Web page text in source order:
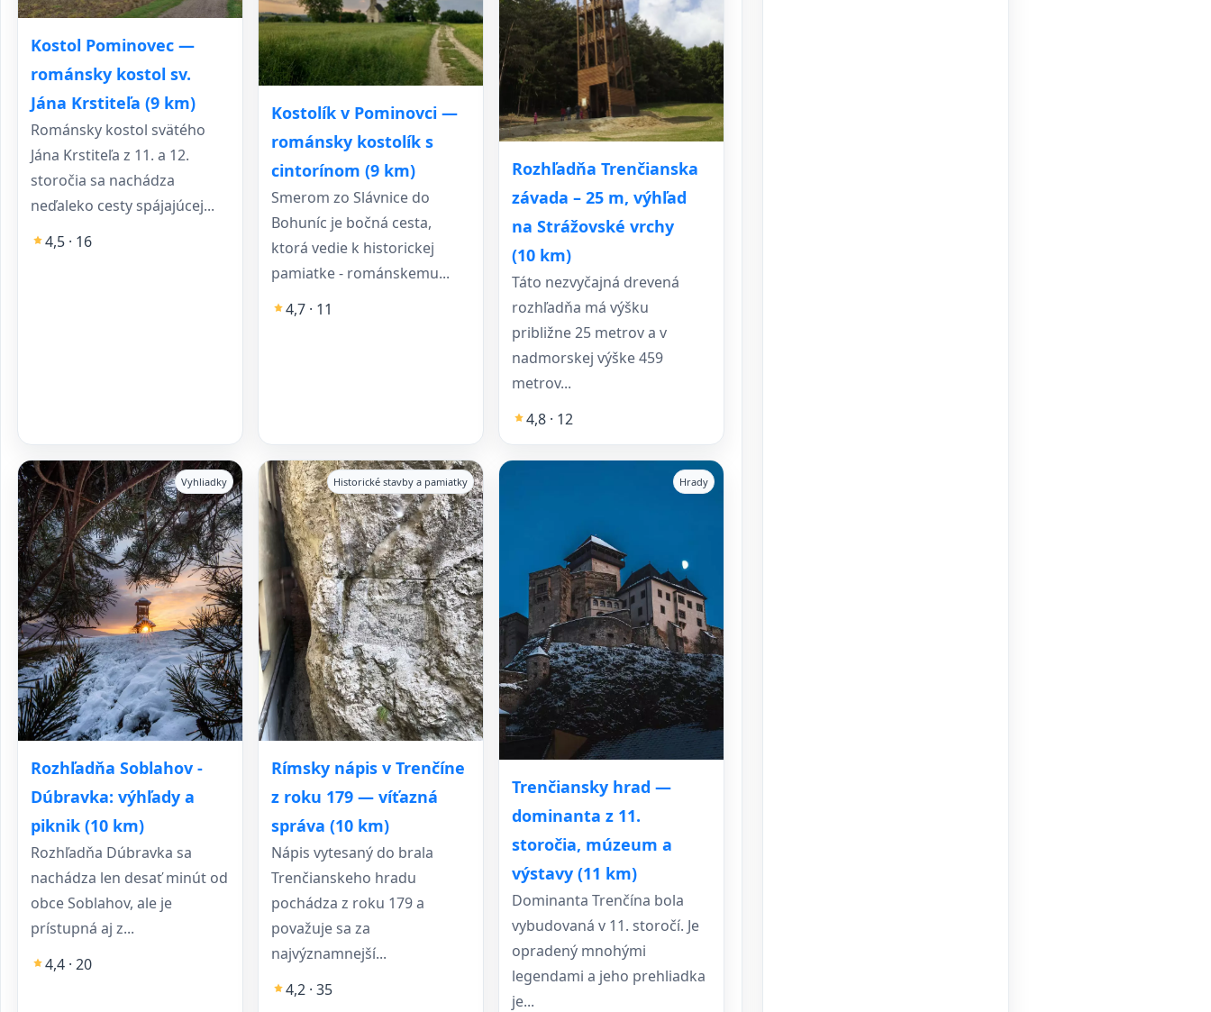
Kostol Pominovec —
románsky kostol sv.
Jána Krstiteľa (9 km)
Románsky kostol svätého
Jána Krstiteľa z 11. a 12.
storočia sa nachádza
neďaleko cesty spájajúcej...
4,5 · 16
Kostolík v Pominovci —
románsky kostolík s
cintorínom (9 km)
Smerom zo Slávnice do
Bohuníc je bočná cesta,
ktorá vedie k historickej
pamiatke - románskemu...
4,7 · 11
Rozhľadňa Trenčianska
závada – 25 m, výhľad
na Strážovské vrchy
(10 km)
Táto nezvyčajná drevená
rozhľadňa má výšku
približne 25 metrov a v
nadmorskej výške 459
metrov...
4,8 · 12
Rozhľadňa Soblahov -
Dúbravka: výhľady a
piknik (10 km)
Vyhliadky
Rozhľadňa Dúbravka sa
nachádza len desať minút od
obce Soblahov, ale je
prístupná aj z...
4,4 · 20
Rímsky nápis v Trenčíne
z roku 179 — víťazná
správa (10 km)
Historické stavby a pamiatky
Nápis vytesaný do brala
Trenčianskeho hradu
pochádza z roku 179 a
považuje sa za
najvýznamnejší...
4,2 · 35
Trenčiansky hrad —
dominanta z 11.
storočia, múzeum a
výstavy (11 km)
Hrady
Dominanta Trenčína bola
vybudovaná v 11. storočí. Je
opradený mnohými
legendami a jeho prehliadka
je...